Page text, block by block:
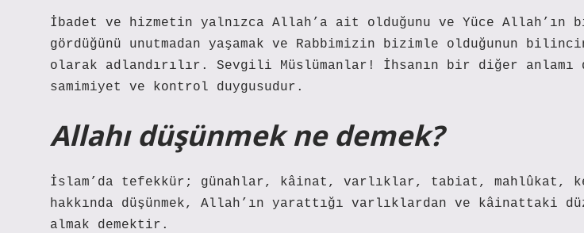
İbadet ve hizmetin yalnızca Allah’a ait olduğunu ve Yüce Allah’ın
gördüğünü unutmadan yaşamak ve Rabbimizin bizimle olduğunun
olarak adlandırılır. Sevgili Müslümanlar! İhsanın bir diğer anlamı
samimiyet ve kontrol duygusudur.
Allahı düşünmek ne demek?
İslam’da tefekkür; günahlar, kâinat, varlıklar, tabiat, mahlûkat,
hakkında düşünmek, Allah’ın yarattığı varlıklardan ve kâinattaki
almak demektir.